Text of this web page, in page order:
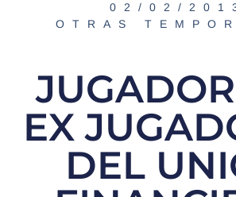
02/02/
OTRAS
EX
DEL